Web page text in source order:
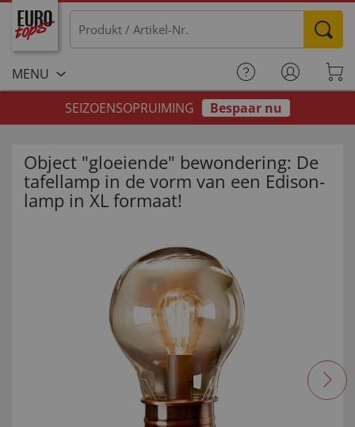
MENU
SEIZOENSOPRUIMING
Bespaar nu
Object "gloeiende" bewondering: De
tafellamp in de vorm van een Edison-
lamp in XL formaat!